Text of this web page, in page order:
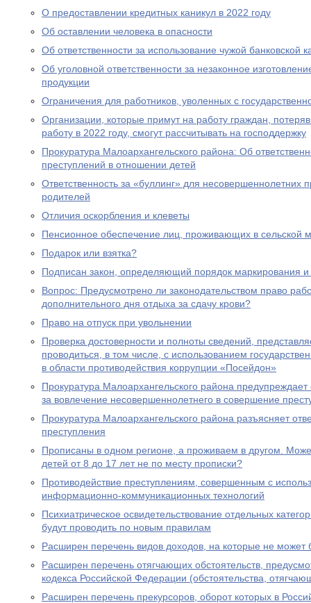
О предоставлении кредитных каникул в 2022 году
Об оставлении человека в опасности
Об ответственности за использование чужой банковской
Об уголовной ответственности за незаконное
продукции
Ограничения для работников, уволенных с
Организации, которые примут на работу граждан,
работу в 2022 году, смогут рассчитывать на господдержку
Прокуратура Малоархангельского района: Об
преступлений в отношении детей
Ответственность за «буллинг» для несовершеннолетних
родителей
Отличия оскорбления и клеветы
Пенсионное обеспечение лиц, проживающих в сельской
Подарок или взятка?
Подписан закон, определяющий порядок маркирования и
Вопрос: Предусмотрено ли законодательством право
дополнительного дня отдыха за сдачу крови?
Право на отпуск при увольнении
Проверка достоверности и полноты сведений,
проводиться, в том числе, с использованием
в области противодействия коррупции «Посейдон»
Прокуратура Малоархангельского района предупреждает
за вовлечение несовершеннолетнего в совершение
Прокуратура Малоархангельского района разъясняет
преступления
Прописаны в одном регионе, а проживаем в другом.
детей от 8 до 17 лет не по месту прописки?
Противодействие преступлениям, совершенным с
информационно-коммуникационных технологий
Психиатрическое освидетельствование отдельных
будут проводить по новым правилам
Расширен перечень видов доходов, на которые не может
Расширен перечень отягчающих обстоятельств,
кодекса Российской Федерации (обстоятельства,
Расширен перечень прекурсоров, оборот которых в